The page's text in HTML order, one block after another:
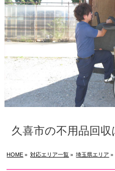
久喜市の不用品回
HOME » 対応エリア一覧 » 埼玉県エリア »